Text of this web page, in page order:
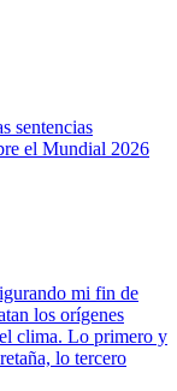
sentencias
el Mundial 2026
mi fin de
los orígenes
clima. Lo primero y
lo tercero